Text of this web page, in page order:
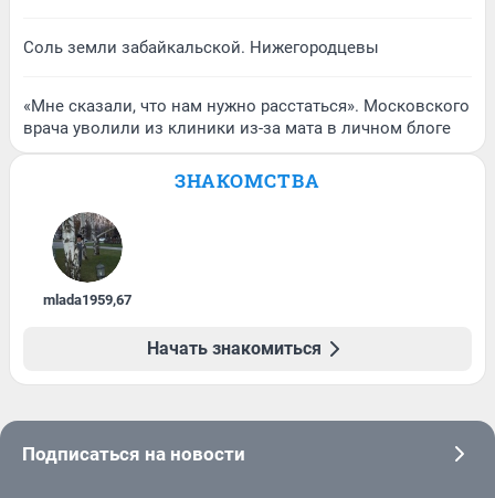
Соль земли забайкальской. Нижегородцевы
«Мне сказали, что нам нужно расстаться». Московского
врача уволили из клиники из-за мата в личном блоге
ЗНАКОМСТВА
mlada1959,67
Начать знакомиться
Подписаться на новости